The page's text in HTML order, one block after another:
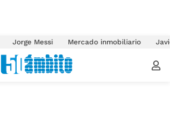
Jorge Messi Mercado inmobiliario